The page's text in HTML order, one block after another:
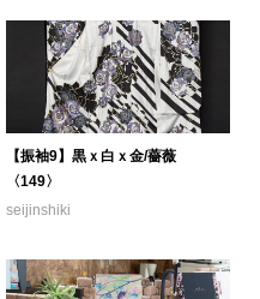
【振袖9】黒ｘ白ｘ金/薔薇
〈149〉
seijinshiki